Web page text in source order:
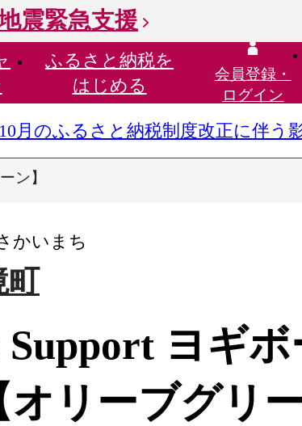
震緊急支援
ふるさと納税を
はじめる
会員登録・
ログイン
10月のふるさと納税制度改正に伴う
ン】
かいまち
町
Support ヨギ
オリーブグリ